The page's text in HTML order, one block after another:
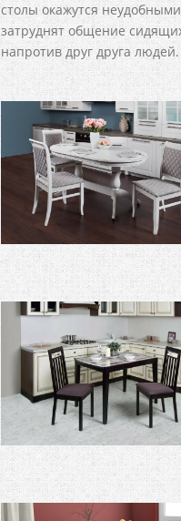
столы окажутся
затруднят общение
напротив друг друга людей.